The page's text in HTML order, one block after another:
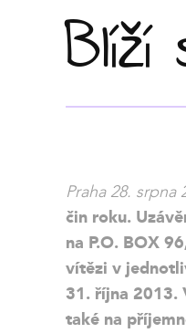
Praha 28. srpna
čin roku.
na P.O. BOX
vítězi v
31. října 2013.
také na